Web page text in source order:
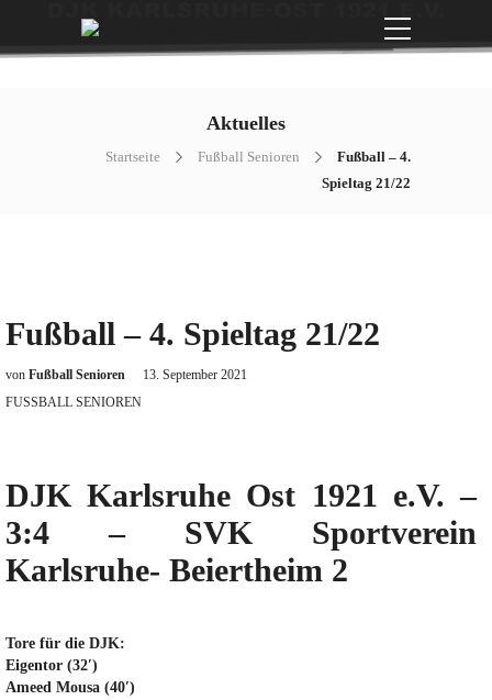
Aktuelles
Startseite Fußball Senioren
Fußball – 4.
Spieltag 21/22
Fußball – 4. Spieltag 21/22
von Fußball Senioren
13. September 2021
FUSSBALL SENIOREN
DJK Karlsruhe Ost 1921 e.V. –
3:4 – SVK Sportverein
Karlsruhe- Beiertheim 2
Tore für die DJK:
Eigentor (32′)
Ameed Mousa (40′)